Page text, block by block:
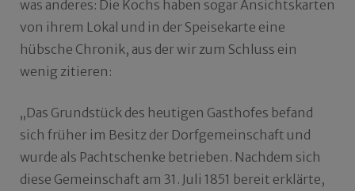
was anderes: Die Kochs haben sogar Ansichtskarten
von ihrem Lokal und in der Speisekarte eine
hübsche Chronik, aus der wir zum Schluss ein
wenig zitieren:
„Das Grundstück des heutigen Gasthofes befand
sich früher im Besitz der Dorfgemeinschaft und
wurde als Pachtschenke betrieben. Nachdem sich
diese Gemeinschaft am 31. Juli 1851 bereit erklärte,